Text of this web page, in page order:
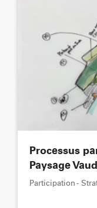
Processus
Paysage Vaud
Participation -